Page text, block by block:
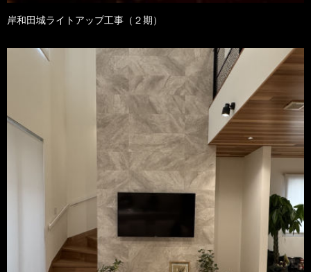
岸和田城ライトアップ工事（２期）